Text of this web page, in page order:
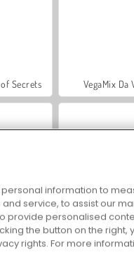
Secrets VegaMix Da
Studio Farm
information to
service, to assist our
provide personalised
the button on the right,
rights. For more